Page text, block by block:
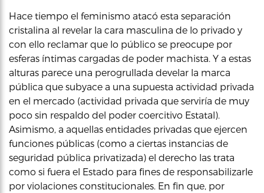
Hace tiempo el feminismo atacó esta separación
cristalina al revelar la cara masculina de lo privado y
con ello reclamar que lo público se preocupe por
esferas íntimas cargadas de poder machista. Y a estas
alturas parece una perogrullada develar la marca
pública que subyace a una supuesta actividad privada
en el mercado (actividad privada que serviría de muy
poco sin respaldo del poder coercitivo Estatal).
Asimismo, a aquellas entidades privadas que ejercen
funciones públicas (como a ciertas instancias de
seguridad pública privatizada) el derecho las trata
como si fuera el Estado para fines de responsabilizarle
por violaciones constitucionales. En fin que, por